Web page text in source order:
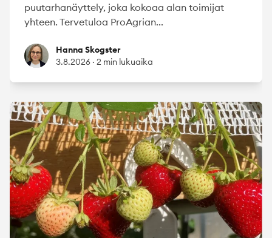
puutarhanäyttely, joka kokoaa alan toimijat
yhteen. Tervetuloa ProAgrian...
Hanna Skogster
Hanna Skogster
3.8.2026 · 2 min lukuaika